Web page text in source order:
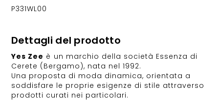
P331WL00
Dettagli del prodotto
Yes Zee è un marchio della società Essenza di
Cerete (Bergamo), nata nel 1992.
Una proposta di moda dinamica, orientata a
soddisfare le proprie esigenze di stile attraverso
prodotti curati nei particolari.